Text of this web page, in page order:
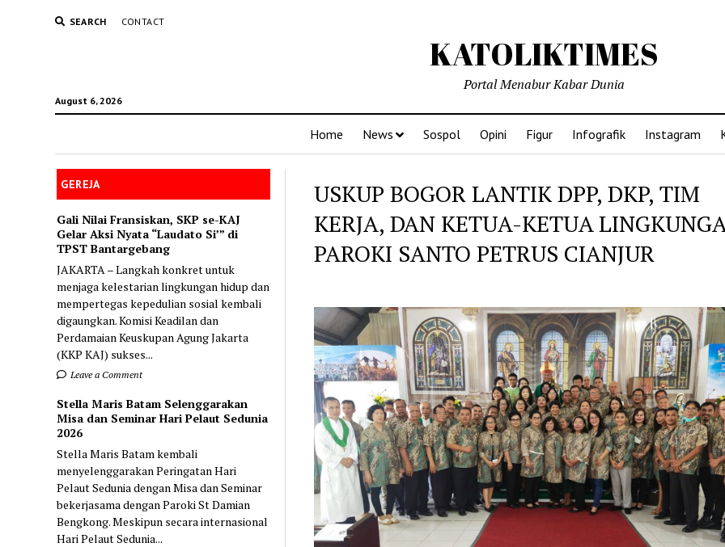
SEARCH CONTACT
KATOLIKTIMES
August 6, 2026
Portal Menabur Kabar Dunia
Home News Sospol Opini Figur Infografik Instagram
GEREJA
Gali Nilai Fransiskan, SKP se-KAJ
Gelar Aksi Nyata “Laudato Si’” di
TPST Bantargebang
JAKARTA – Langkah konkret untuk
menjaga kelestarian lingkungan hidup dan
mempertegas kepedulian sosial kembali
digaungkan. Komisi Keadilan dan
Perdamaian Keuskupan Agung Jakarta
(KKP KAJ) sukses...
Leave a Comment
Stella Maris Batam Selenggarakan
Misa dan Seminar Hari Pelaut Sedunia
2026
Stella Maris Batam kembali
menyelenggarakan Peringatan Hari
Pelaut Sedunia dengan Misa dan Seminar
bekerjasama dengan Paroki St Damian
Bengkong. Meskipun secara internasional
Hari Pelaut Sedunia...
USKUP BOGOR LANTIK DPP, DKP, TIM
KERJA, DAN KETUA-KETUA
PAROKI SANTO PETRUS CIANJUR